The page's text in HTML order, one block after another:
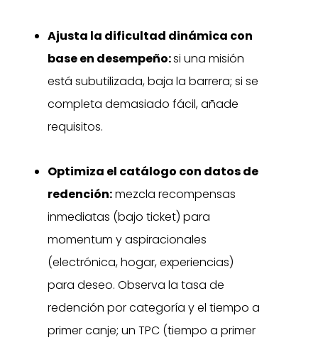
Ajusta la dificultad dinámica con
base en desempeño:si una misión
está subutilizada, baja la barrera; si se
completa demasiado fácil, añade
requisitos.
Optimiza el catálogo con datos de
redención:mezcla recompensas
inmediatas (bajo ticket) para
momentum y aspiracionales
(electrónica, hogar, experiencias)
para deseo. Observa la tasa de
redención por categoría y el tiempo a
primer canje; un TPC (tiempo a primer